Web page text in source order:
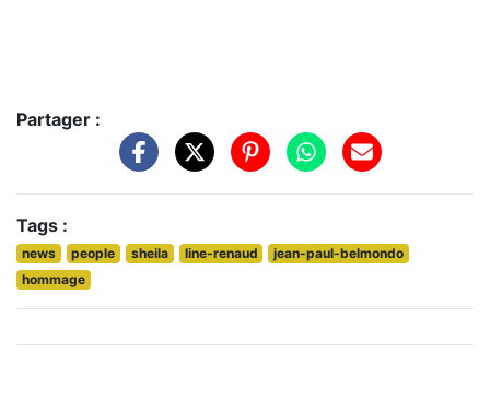
Partager :
Tags :
news people sheila line-renaud
jean-paul-belmondo
hommage